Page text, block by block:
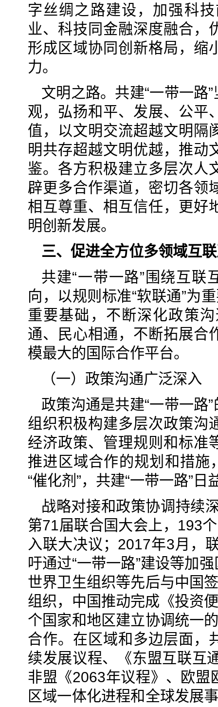
字丝绸之路建设，加强科
业、科技同金融深度融合，
形成区域协同创新格局，缩
力。
文明之路。共建“一带一路
观，弘扬和平、发展、公平
值，以文明交流超越文明隔
明共存超越文明优越，推动
鉴。各方积极建立多层次人
辟更多合作渠道，密切各领
相互尊重、相互信任，更好
明创新发展。
三、促进全方位多领域互
共建“一带一路”围绕互联
向，以规则标准“软联通”为
重要基础，不断深化政策
通、民心相通，不断拓展合
模最大的国际合作平台。
（一）政策沟通广泛深入
政策沟通是共建“一带一路
组织积极构建多层次政策沟
经济政策、管理规则和标准
推进区域合作的规划和措施
“催化剂”，共建“一带一路”
战略对接和政策协调持续
第71届联合国大会上，193
入联大决议；2017年3月，
吁通过“一带一路”建设等加
世界卫生组织等先后与中国
组织，中国推动完成《投资
个国家和地区建立协调统一
合作。在区域和多边层面，
续发展议程、《东盟互联互
非盟《2063年议程》、欧盟
区域一体化进程和全球发展